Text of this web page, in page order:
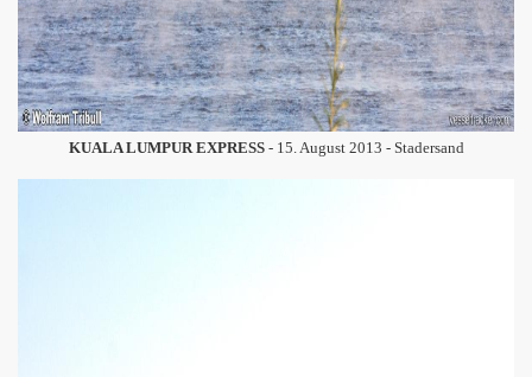
KUALA LUMPUR EXPRESS- 15. August 2013 - Stadersand